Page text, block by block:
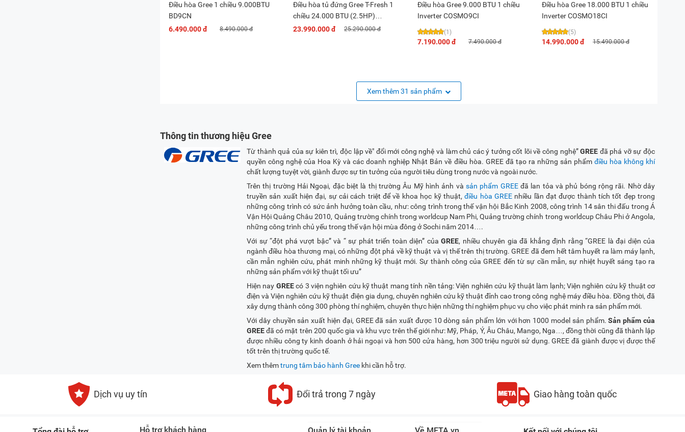
Điều hòa Gree 1 chiều 9.000BTU
BD9CN
6.490.000 đ
8.490.000 đ
Điều hòa tủ đứng Gree T-Fresh 1
chiều 24.000 BTU (2.5HP)
GVC24AM-K6NNC7B
23.990.000 đ 25.290.000 đ
Điều hòa Gree 9.000 BTU 1 chiều
Inverter COSMO9CI
(1)
7.190.000 đ 7.490.000 đ
Điều hòa Gree 18.000 BTU 1 chiều
Inverter COSMO18CI
(5)
14.990.000 đ 15.490.000 đ
Xem thêm 31 sản phẩm
Thông tin thương hiệu Gree
Từ thành quả của sự kiên trì, độc lập về" đổi mới công nghệ và làm chủ các ý tưởng cốt lõi về công nghệ”GREE đã phá vỡ sự độc
quyền công nghệ của Hoa Kỳ và các doanh nghiệp Nhật Bản về điều hòa. GREE đã tạo ra những sản phẩm điều hòa không khí
chất lượng tuyệt vời, giành được sự tin tưởng của người tiêu dùng trong nước và ngoài nước.
Trên thị trường Hải Ngoại, đặc biệt là thị trường Âu Mỹ hình ảnh và sản phẩm GREEđã lan tỏa và phủ bóng rộng rãi. Nhờ dây
truyền sản xuất hiện đại, sự cải cách triệt để về khoa học kỹ thuật,điều hòa GREEnhiều lần đạt được thành tích tốt đẹp trong
những công trình có sức ảnh hưởng toàn cầu, như: công trình trong thế vận hội Bắc Kinh 2008, công trình 14 sân thi đấu trong Á
Vận Hội Quảng Châu 2010, Quảng trường chính trong worldcup Nam Phi, Quảng trường chính trong worldcup Châu Phi ở Angola,
những công trình chủ yếu trong thế vận hội mùa đông ở Sochi năm 2014….
Với sự “đột phá vượt bậc” và “ sự phát triển toàn diện” của GREE, nhiều chuyên gia đã khẳng định rằng “GREE là đại diện của
ngành điều hòa thương mại, có những đột phá về kỹ thuật và vị thế trên thị trường. GREE đã đem hết tâm huyết ra làm máy lạnh,
cần mẫn nghiên cứu, phát minh những kỹ thuật mới. Sự thành công của GREE đến từ sự cần mẫn, sự nhiệt huyết sáng tạo ra
những sản phẩm với kỹ thuật tối ưu”
Hiện nay GREEcó 3 viện nghiên cứu kỹ thuật mang tính nền tảng: Viện nghiên cứu kỹ thuật làm lạnh; Viện nghiên cứu kỹ thuật cơ
điện và Viện nghiên cứu kỹ thuật điện gia dụng, chuyên nghiên cứu kỹ thuật đỉnh cao trong công nghệ máy điều hòa. Đồng thời, đã
xây dựng thành công 300 phòng thí nghiệm, chuyên thực hiện những thí nghiệm phục vụ cho việc phát minh ra sản phẩm mới.
Với dây chuyền sản xuất hiện đại, GREE đã sản xuất được 10 dòng sản phẩm lớn với hơn 1000 model sản phẩm.Sản phẩm của
GREEđã có mặt trên 200 quốc gia và khu vực trên thế giới như: Mỹ, Pháp, Ý, Âu Châu, Mango, Nga…, đồng thời cũng đã thành lập
được nhiều công ty kinh doanh ở hải ngoại và hơn 500 cửa hàng, hơn 300 triệu người sử dụng. GREE đã giành được vị được thế
tốt trên thị trường quốc tế.
Xem thêmtrung tâm bảo hành Gree khi cần hỗ trợ.
Dịch vụ uy tín Đổi trả trong 7 ngày Giao hàng toàn quốc
Hỗ trợ khách hàng